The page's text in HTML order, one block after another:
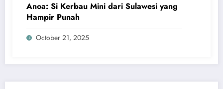
Anoa: Si Kerbau Mini dari Sulawesi yang
Hampir Punah
October 21, 2025